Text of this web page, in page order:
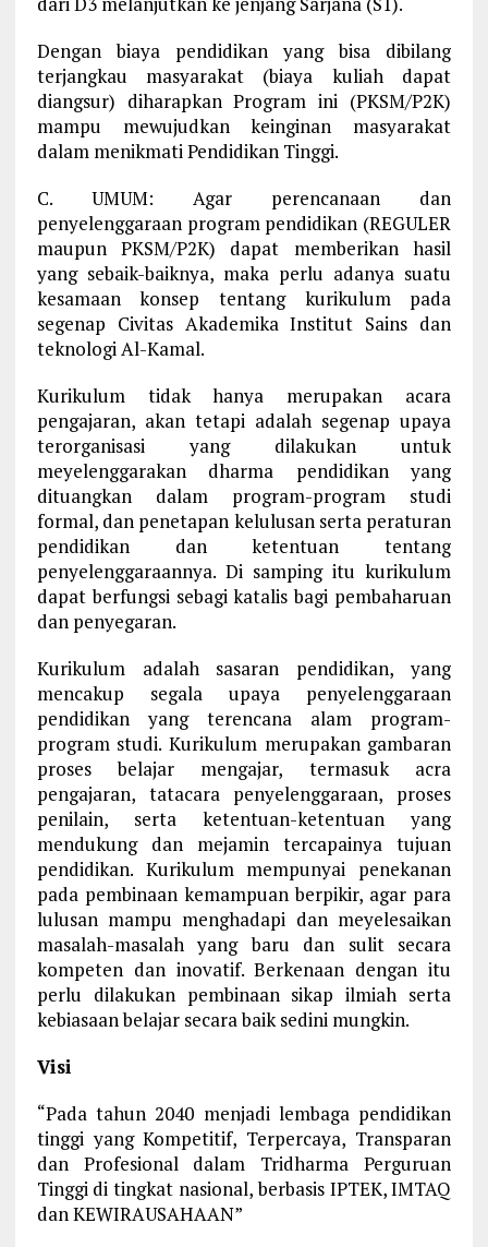
Dengan biaya pendidikan yang bisa dibilang
terjangkau masyarakat (biaya kuliah dapat
diangsur) diharapkan Program ini (PKSM/P2K)
mampu mewujudkan keinginan masyarakat
dalam menikmati Pendidikan Tinggi.
C. UMUM: Agar perencanaan dan
penyelenggaraan program pendidikan (REGULER
maupun PKSM/P2K) dapat memberikan hasil
yang sebaik-baiknya, maka perlu adanya suatu
kesamaan konsep tentang kurikulum pada
segenap Civitas Akademika Institut Sains dan
teknologi Al-Kamal.
Kurikulum tidak hanya merupakan acara
pengajaran, akan tetapi adalah segenap upaya
terorganisasi yang dilakukan untuk
meyelenggarakan dharma pendidikan yang
dituangkan dalam program-program studi
formal, dan penetapan kelulusan serta peraturan
pendidikan dan ketentuan tentang
penyelenggaraannya. Di samping itu kurikulum
dapat berfungsi sebagi katalis bagi pembaharuan
dan penyegaran.
Kurikulum adalah sasaran pendidikan, yang
mencakup segala upaya penyelenggaraan
pendidikan yang terencana alam program-
program studi. Kurikulum merupakan gambaran
proses belajar mengajar, termasuk acra
pengajaran, tatacara penyelenggaraan, proses
penilain, serta ketentuan-ketentuan yang
mendukung dan mejamin tercapainya tujuan
pendidikan. Kurikulum mempunyai penekanan
pada pembinaan kemampuan berpikir, agar para
lulusan mampu menghadapi dan meyelesaikan
masalah-masalah yang baru dan sulit secara
kompeten dan inovatif. Berkenaan dengan itu
perlu dilakukan pembinaan sikap ilmiah serta
kebiasaan belajar secara baik sedini mungkin.
Visi
“Pada tahun 2040 menjadi lembaga pendidikan
tinggi yang Kompetitif, Terpercaya, Transparan
dan Profesional dalam Tridharma Perguruan
Tinggi di tingkat nasional, berbasis IPTEK, IMTAQ
dan KEWIRAUSAHAAN”